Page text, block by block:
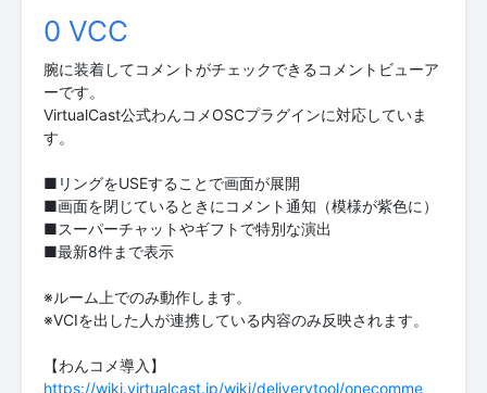
0 VCC
腕に装着してコメントがチェックできるコメントビューア
ーです。
VirtualCast公式わんコメOSCプラグインに対応していま
す。
■リングをUSEすることで画面が展開
■画面を閉じているときにコメント通知（模様が紫色に）
■スーパーチャットやギフトで特別な演出
■最新8件まで表示
※ルーム上でのみ動作します。
※VCIを出した人が連携している内容のみ反映されます。
https://wiki.virtualcast.jp/wiki/deliverytool/onecomme